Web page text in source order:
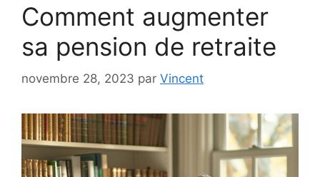
Comment augmenter
sa pension de retraite
novembre 28, 2023 par Vincent